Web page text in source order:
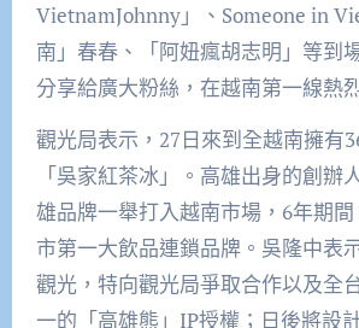
VietnamJohnny」、Someone in
南」春春、「阿妞瘋胡志明」等到
分享給廣大粉絲，在越南第一線熱
觀光局表示，27日來到全越南擁有
「吳家紅茶冰」。高雄出身的創辦
雄品牌一舉打入越南市場，6年期
市第一大飲品連鎖品牌。吳隆中表
觀光，特向觀光局爭取合作以及全
一的「高雄熊」IP授權；日後將設